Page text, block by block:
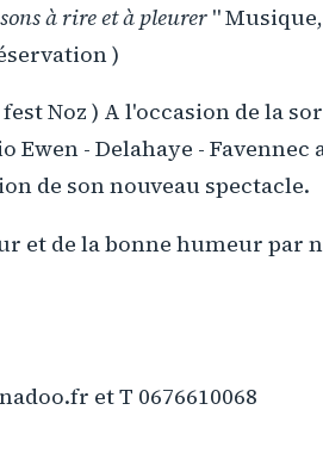
à rire et à pleurer "
)
Noz ) A l'occasion de la
Ewen - Delahaye - Favennec
de son nouveau spectacle.
et de la bonne humeur par
et T 0676610068